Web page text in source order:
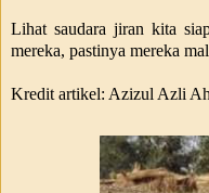
Lihat saudara jiran kita
mereka, pastinya mereka
Kredit artikel: Azizul Azli